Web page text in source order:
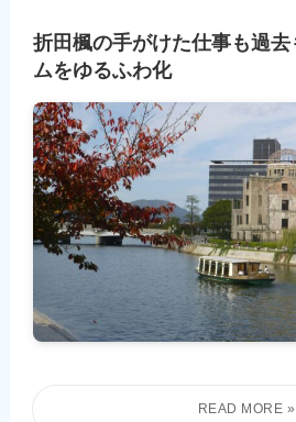
折田楓の手がけた仕事も過
ムをゆるふわ化